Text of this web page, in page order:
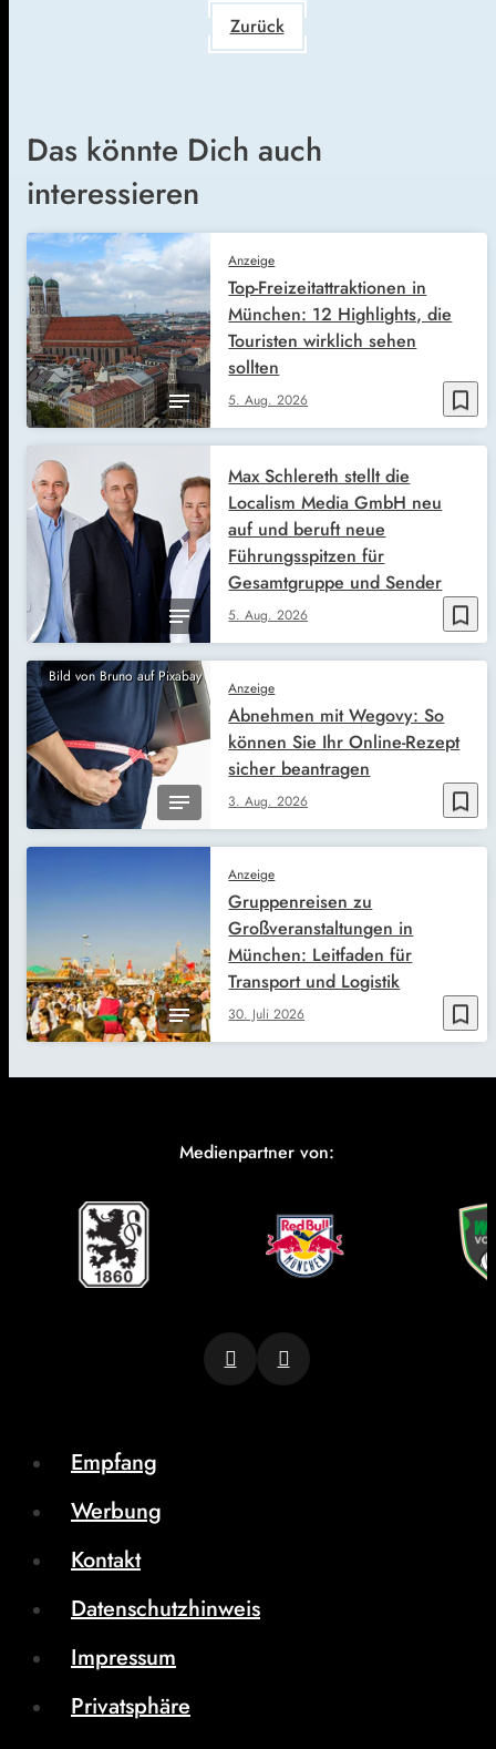
Zurück
Das könnte Dich auch
interessieren
bookmark_border
Anzeige
5. Aug. 2026
Top-Freizeitattraktionen in
München: 12 Highlights, die
Touristen wirklich sehen
sollten
bookmark_border
5. Aug. 2026
Max Schlereth stellt die
Localism Media GmbH neu
auf und beruft neue
Führungsspitzen für
Gesamtgruppe und Sender
Bild von Bruno auf Pixabay
bookmark_border
Anzeige
3. Aug. 2026
Abnehmen mit Wegovy: So
können Sie Ihr Online-Rezept
sicher beantragen
bookmark_border
Anzeige
30. Juli 2026
Gruppenreisen zu
Großveranstaltungen in
München: Leitfaden für
Transport und Logistik
Medienpartner von:
Empfang
Werbung
Kontakt
Datenschutzhinweis
Impressum
Privatsphäre